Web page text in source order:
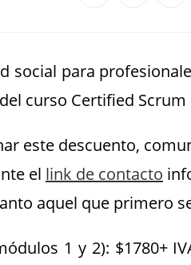
social para
curso Certified
este descuento,
el link de contacto
aquel que primero
1 y 2): $1780+